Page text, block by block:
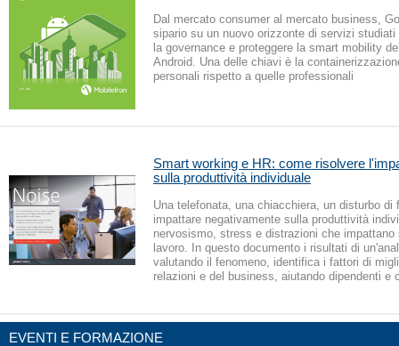
Dal mercato consumer al mercato business,
sipario su un nuovo orizzonte di servizi studiati
la governance e proteggere la smart mobility
Android. Una delle chiavi è la
personali rispetto a quelle professionali
Smart working e HR: come risolvere
sulla produttività individuale
Una telefonata, una chiacchiera, un disturbo di
impattare negativamente sulla produttività
nervosismo, stress e distrazioni che impattano
lavoro. In questo documento i risultati di
valutando il fenomeno, identifica i fattori di
relazioni e del business, aiutando dipendenti e
EVENTI E FORMAZIONE